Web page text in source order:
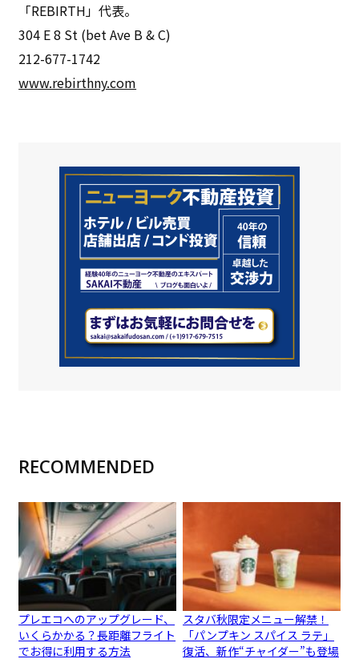
「REBIRTH」代表。
304 E 8 St (bet Ave B & C)
212-677-1742
www.rebirthny.com
RECOMMENDED
プレエコへのアップグレード、
いくらかかる？長距離フライト
でお得に利用する方法
スタバ秋限定メニュー解禁！
「パンプキン スパイス ラテ」
復活、新作“チャイダー”も登場